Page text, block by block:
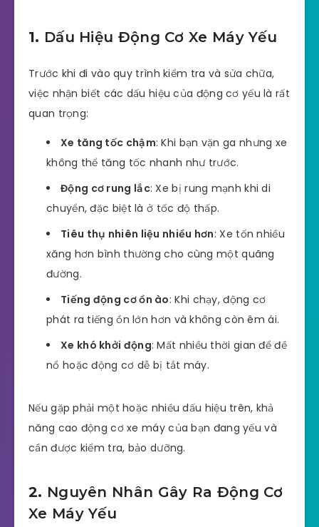
1. Dấu Hiệu Động Cơ Xe Máy Yếu
Trước khi đi vào quy trình kiểm tra và sửa chữa,
việc nhận biết các dấu hiệu của động cơ yếu là rất
quan trọng:
Xe tăng tốc chậm: Khi bạn vặn ga nhưng xe
không thể tăng tốc nhanh như trước.
Động cơ rung lắc: Xe bị rung mạnh khi di
chuyển, đặc biệt là ở tốc độ thấp.
Tiêu thụ nhiên liệu nhiều hơn: Xe tốn nhiều
xăng hơn bình thường cho cùng một quãng
đường.
Tiếng động cơ ồn ào: Khi chạy, động cơ
phát ra tiếng ồn lớn hơn và không còn êm ái.
Xe khó khởi động: Mất nhiều thời gian để đề
nổ hoặc động cơ dễ bị tắt máy.
Nếu gặp phải một hoặc nhiều dấu hiệu trên, khả
năng cao động cơ xe máy của bạn đang yếu và
cần được kiểm tra, bảo dưỡng.
2. Nguyên Nhân Gây Ra Động Cơ
Xe Máy Yếu